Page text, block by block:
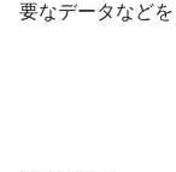
要なデータなどを